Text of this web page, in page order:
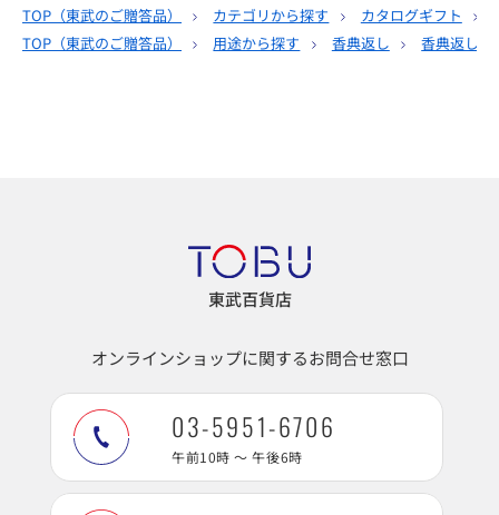
TOP（東武のご贈答品） カテゴリから探す カタログギフト
TOP（東武のご贈答品） 用途から探す 香典返し 香典返し｜
東武百貨店
オンラインショップに関するお問合せ窓口
03-5951-6706
午前10時 ～ 午後6時